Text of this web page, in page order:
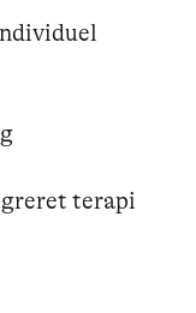
terapi